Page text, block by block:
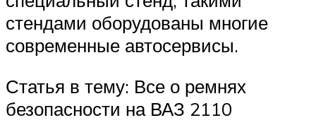
стендами оборудованы многие
современные автосервисы.
Статья в тему: Все о ремнях
безопасности на ВАЗ 2110